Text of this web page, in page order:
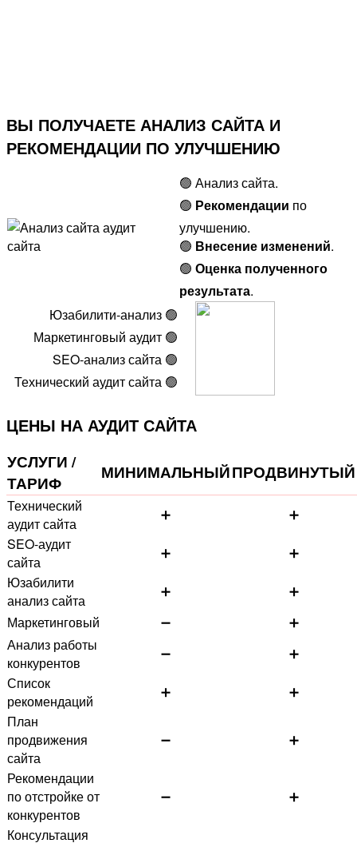
ВЫ ПОЛУЧАЕТЕ АНАЛИЗ САЙТА И
РЕКОМЕНДАЦИИ ПО УЛУЧШЕНИЮ
🟢 Анализ сайта.
🟢 Рекомендации по
улучшению.
🟢 Внесение изменений.
🟢 Оценка полученного
результата.
Юзабилити-анализ 🟢
Маркетинговый аудит 🟢
SEO-анализ сайта 🟢
Технический аудит сайта 🟢
ЦЕНЫ НА АУДИТ САЙТА
УСЛУГИ /
ТАРИФ
МИНИМАЛЬНЫЙПРОДВИНУТЫЙ
Технический
аудит сайта
➕
➕
SEO-аудит
сайта
➕
➕
Юзабилити
анализ сайта
➕
➕
Маркетинговый
➖
➕
Анализ работы
конкурентов
➖
➕
Список
рекомендаций
➕
➕
План
продвижения
сайта
➖ ➕
Рекомендации
по отстройке от
конкурентов
➖ ➕
Консультация